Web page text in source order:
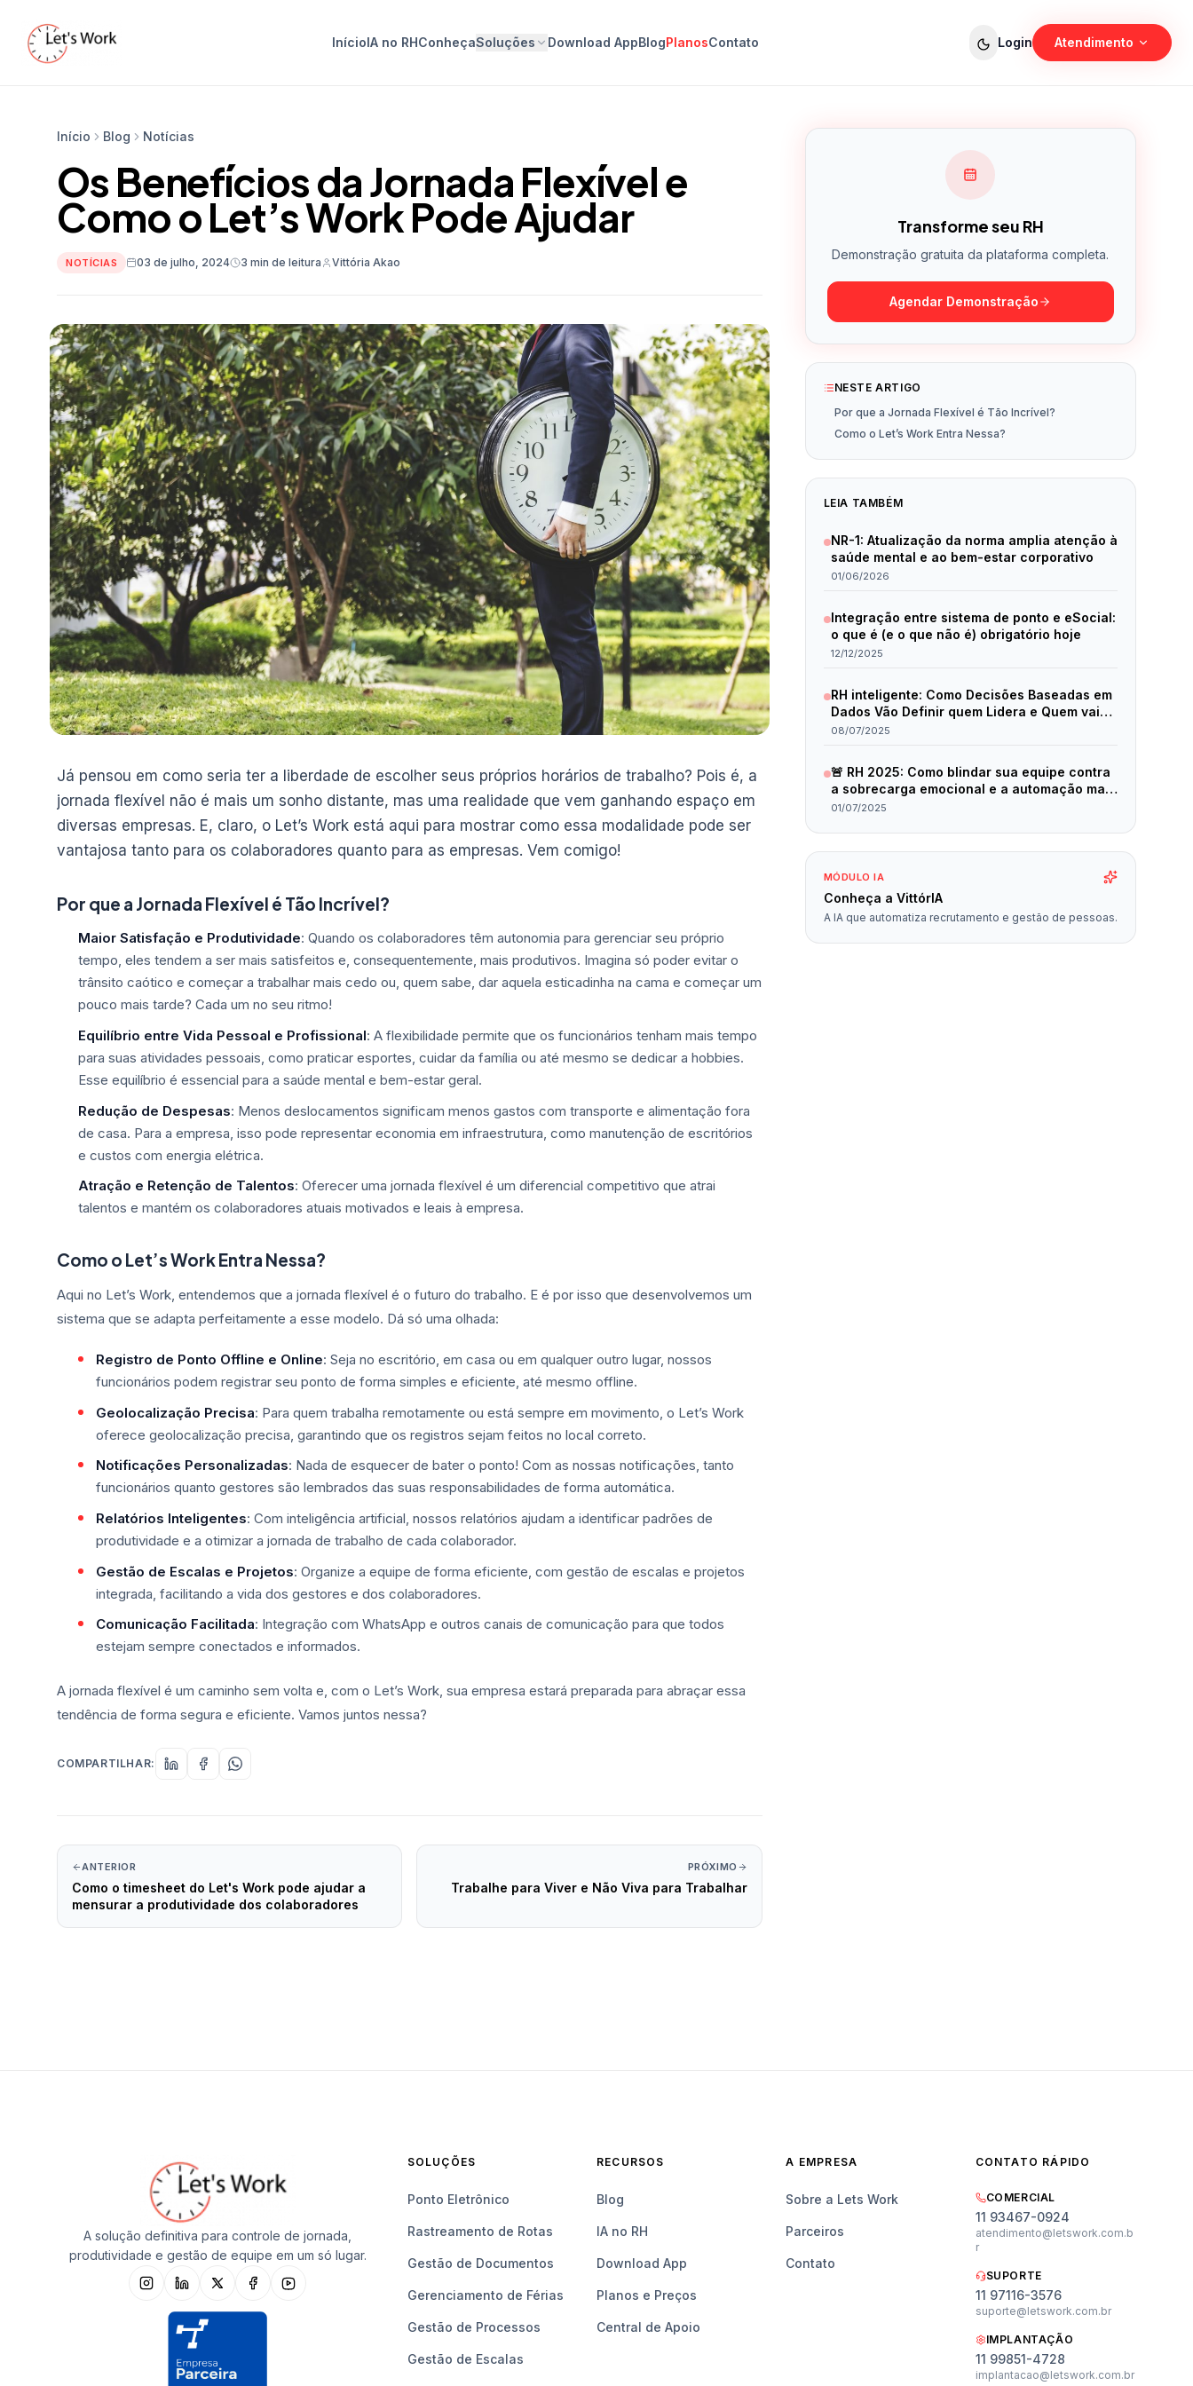
InícioIA no RHConheçaSoluções Download AppBlogPlanosContato Login Atendimento
Início Blog Notícias
Os Benefícios da Jornada Flexível e
Como o Let’s Work Pode Ajudar
NOTÍCIAS 03 de julho, 2024 3 min de leitura Vittória Akao
Já pensou em como seria ter a liberdade de escolher seus próprios horários de trabalho? Pois é, a
jornada flexível não é mais um sonho distante, mas uma realidade que vem ganhando espaço em
diversas empresas. E, claro, o Let’s Work está aqui para mostrar como essa modalidade pode ser
vantajosa tanto para os colaboradores quanto para as empresas. Vem comigo!
Por que a Jornada Flexível é Tão Incrível?
Maior Satisfação e Produtividade: Quando os colaboradores têm autonomia para gerenciar seu próprio
tempo, eles tendem a ser mais satisfeitos e, consequentemente, mais produtivos. Imagina só poder evitar o
trânsito caótico e começar a trabalhar mais cedo ou, quem sabe, dar aquela esticadinha na cama e começar um
pouco mais tarde? Cada um no seu ritmo!
Equilíbrio entre Vida Pessoal e Profissional: A flexibilidade permite que os funcionários tenham mais tempo
para suas atividades pessoais, como praticar esportes, cuidar da família ou até mesmo se dedicar a hobbies.
Esse equilíbrio é essencial para a saúde mental e bem-estar geral.
Redução de Despesas: Menos deslocamentos significam menos gastos com transporte e alimentação fora
de casa. Para a empresa, isso pode representar economia em infraestrutura, como manutenção de escritórios
e custos com energia elétrica.
Atração e Retenção de Talentos: Oferecer uma jornada flexível é um diferencial competitivo que atrai
talentos e mantém os colaboradores atuais motivados e leais à empresa.
Como o Let’s Work Entra Nessa?
Aqui no Let’s Work, entendemos que a jornada flexível é o futuro do trabalho. E é por isso que desenvolvemos um
sistema que se adapta perfeitamente a esse modelo. Dá só uma olhada:
Registro de Ponto Offline e Online: Seja no escritório, em casa ou em qualquer outro lugar, nossos
funcionários podem registrar seu ponto de forma simples e eficiente, até mesmo offline.
Geolocalização Precisa: Para quem trabalha remotamente ou está sempre em movimento, o Let’s Work
oferece geolocalização precisa, garantindo que os registros sejam feitos no local correto.
Notificações Personalizadas: Nada de esquecer de bater o ponto! Com as nossas notificações, tanto
funcionários quanto gestores são lembrados das suas responsabilidades de forma automática.
Relatórios Inteligentes: Com inteligência artificial, nossos relatórios ajudam a identificar padrões de
produtividade e a otimizar a jornada de trabalho de cada colaborador.
Gestão de Escalas e Projetos: Organize a equipe de forma eficiente, com gestão de escalas e projetos
integrada, facilitando a vida dos gestores e dos colaboradores.
Comunicação Facilitada: Integração com WhatsApp e outros canais de comunicação para que todos
estejam sempre conectados e informados.
A jornada flexível é um caminho sem volta e, com o Let’s Work, sua empresa estará preparada para abraçar essa
tendência de forma segura e eficiente. Vamos juntos nessa?
COMPARTILHAR:
ANTERIOR
Como o timesheet do Let's Work pode ajudar a
mensurar a produtividade dos colaboradores
PRÓXIMO
Trabalhe para Viver e Não Viva para Trabalhar
Transforme seu RH
Demonstração gratuita da plataforma completa.
Agendar Demonstração
NESTE ARTIGO
Por que a Jornada Flexível é Tão Incrível?
Como o Let’s Work Entra Nessa?
LEIA TAMBÉM
NR-1: Atualização da norma amplia atenção à
saúde mental e ao bem-estar corporativo
01/06/2026
Integração entre sistema de ponto e eSocial:
o que é (e o que não é) obrigatório hoje
12/12/2025
RH inteligente: Como Decisões Baseadas em
Dados Vão Definir quem Lidera e Quem vai
Ficar para Trás em 2025
08/07/2025
🚨 RH 2025: Como blindar sua equipe contra
a sobrecarga emocional e a automação mal
planejada
01/07/2025
MÓDULO IA
Conheça a VittórIA
A IA que automatiza recrutamento e gestão de pessoas.
A solução definitiva para controle de jornada,
produtividade e gestão de equipe em um só lugar.
SOLUÇÕES
Ponto Eletrônico
Rastreamento de Rotas
Gestão de Documentos
Gerenciamento de Férias
Gestão de Processos
Gestão de Escalas
RECURSOS
Blog
IA no RH
Download App
Planos e Preços
Central de Apoio
A EMPRESA
Sobre a Lets Work
Parceiros
Contato
CONTATO RÁPIDO
COMERCIAL
11 93467-0924
atendimento@letswork.com.b
r
SUPORTE
11 97116-3576
suporte@letswork.com.br
IMPLANTAÇÃO
11 99851-4728
implantacao@letswork.com.br